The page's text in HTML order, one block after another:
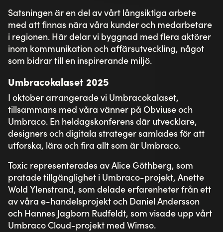
Satsningen är en del av vårt långsiktiga arbete
med att finnas nära våra kunder och medarbetare
i regionen. Här delar vi byggnad med flera aktörer
inom kommunikation och affärsutveckling, något
som bidrar till en inspirerande miljö.
Umbracokalaset 2025
I oktober arrangerade vi Umbracokalaset,
tillsammans med våra vänner på Obviuse och
Umbraco. En heldagskonferens där utvecklare,
designers och digitala strateger samlades för att
utforska, lära och fira allt som är Umbraco.
Toxic representerades av Alice Göthberg, som
pratade tillgänglighet i Umbraco-projekt, Anette
Wold Ylenstrand, som delade erfarenheter från ett
av våra e-handelsprojekt och Daniel Andersson
och Hannes Jagborn Rudfeldt, som visade upp vårt
Umbraco Cloud-projekt med Wimso.